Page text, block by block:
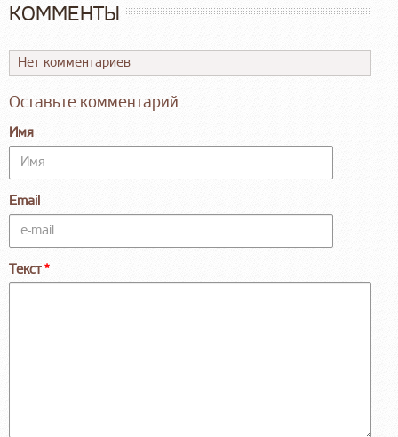
КОММЕНТЫ
Нет комментариев
Оставьте комментарий
Имя
Email
Текст